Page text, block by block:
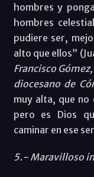
hombres y
hombres
pudiere ser,
alto que ellos”
Francisco
diocesano de
muy alta, que no
pero es Dios
caminar en ese
5.- Maravilloso